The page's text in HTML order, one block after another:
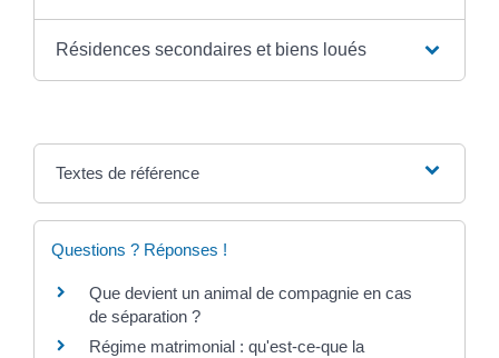
Résidences secondaires et biens loués
Textes de référence
Questions ? Réponses !
Que devient un animal de compagnie en cas
de séparation ?
Régime matrimonial : qu'est-ce-que la